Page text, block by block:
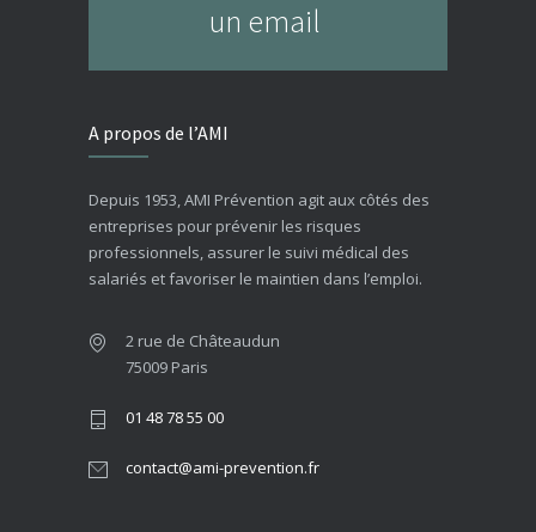
un email
A propos de l’AMI
Depuis 1953, AMI Prévention agit aux côtés des
entreprises pour prévenir les risques
professionnels, assurer le suivi médical des
salariés et favoriser le maintien dans l’emploi.
2 rue de Châteaudun
75009 Paris
01 48 78 55 00
contact@ami-prevention.fr